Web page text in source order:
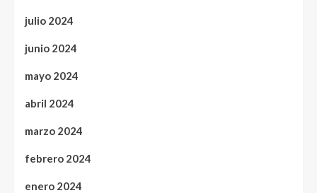
julio 2024
junio 2024
mayo 2024
abril 2024
marzo 2024
febrero 2024
enero 2024